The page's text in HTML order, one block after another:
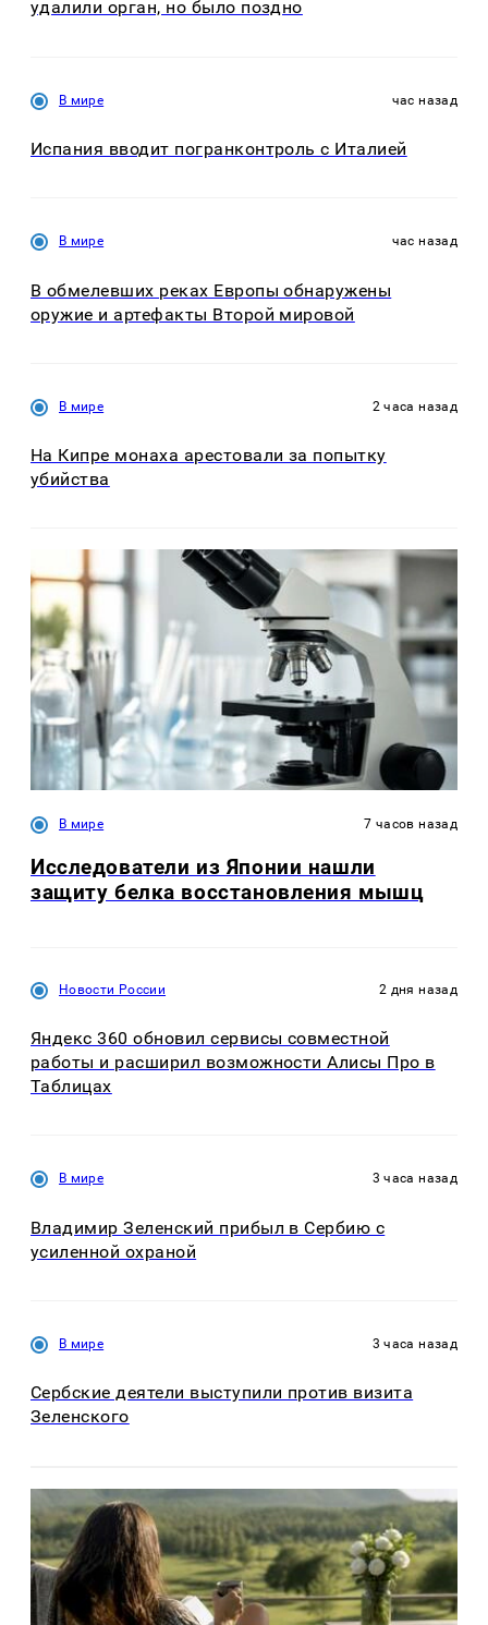
удалили орган, но было поздно
В мире час назад
Испания вводит погранконтроль с Италией
В мире час назад
В обмелевших реках Европы обнаружены
оружие и артефакты Второй мировой
В мире 2 часа назад
На Кипре монаха арестовали за попытку
убийства
В мире 7 часов назад
Исследователи из Японии нашли
защиту белка восстановления мышц
Новости России 2 дня назад
Яндекс 360 обновил сервисы совместной
работы и расширил возможности Алисы Про в
Таблицах
В мире 3 часа назад
Владимир Зеленский прибыл в Сербию с
усиленной охраной
В мире 3 часа назад
Сербские деятели выступили против визита
Зеленского